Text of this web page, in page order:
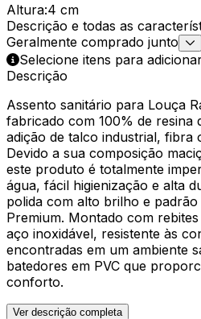
Altura:4 cm
Descrição e todas as
Geralmente comprado junto
Selecione itens para
Descrição
Assento sanitário para Louça
fabricado com 100% de resina
adição de talco industrial, fibra
Devido a sua composição
este produto é totalmente
água, fácil higienização e alta
polida com alto brilho e padrão
Premium. Montado com
aço inoxidável, resistente às
encontradas em um ambiente
batedores em PVC que
conforto.
Ver descrição completa